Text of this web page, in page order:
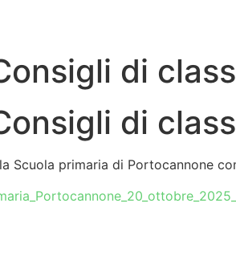
di
di
Scuola primaria di Portocannone